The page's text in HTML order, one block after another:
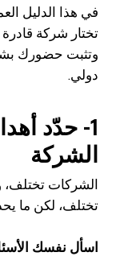
في هذا الدليل
تختار شركة قادرة
وتثبت حضورك
دولي.
1- حدّد
الشركة
الشركات تختلف،
تختلف، لكن ما
اسأل نفسك